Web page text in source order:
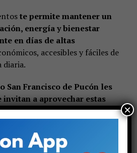
te permite mantener un
energía y bienestar
en días de altas
accesibles y fáciles de
San Francisco de Pucón les
a aprovechar estas
cuidarte este verano.Si
o control de salud, visita
×